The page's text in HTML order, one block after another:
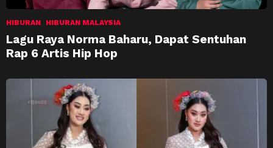
HIBURAN HIBURAN MALAYSIA
Lagu Raya Norma Baharu, Dapat Sentuhan
Rap 6 Artis Hip Hop